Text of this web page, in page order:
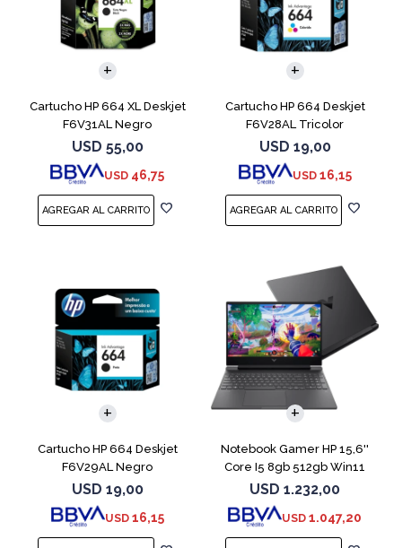
Cartucho HP 664 XL Deskjet
F6V31AL Negro
USD 55,00
USD 46,75
Cartucho HP 664 Deskjet
F6V28AL Tricolor
USD 19,00
USD 16,15
Cartucho HP 664 Deskjet
F6V29AL Negro
USD 19,00
USD 16,15
Notebook Gamer HP 15,6''
Core I5 8gb 512gb Win11
Rtx3050
USD 1.232,00
USD 1.047,20
COMPARAR